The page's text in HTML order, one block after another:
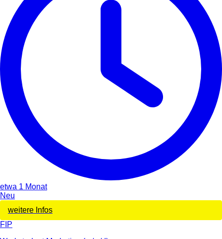
etwa 1 Monat
Neu
weitere Infos
FIP